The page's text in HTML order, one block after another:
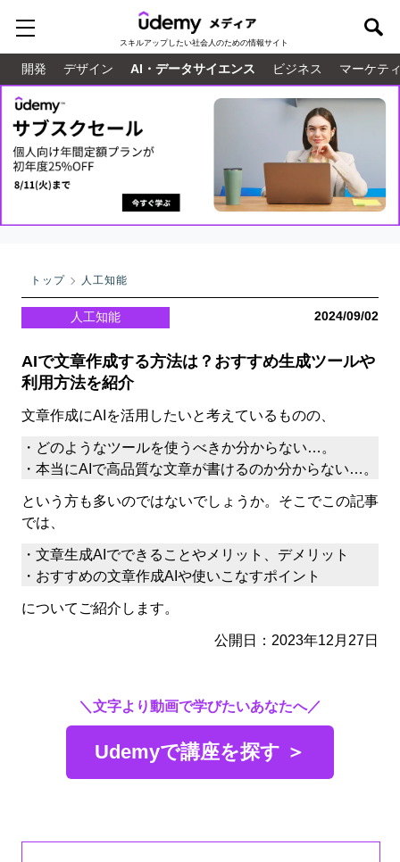
スキルアップしたい社会人のための情報サイト
開発 デザイン AI・データサイエンス ビジネス マーケテ
トップ 人工知能
人工知能 2024/09/02
AIで文章作成する方法は？おすすめ生成ツールや
利用方法を紹介
文章作成にAIを活用したいと考えているものの、
・どのようなツールを使うべきか分からない…。
・本当にAIで高品質な文章が書けるのか分からない…。
という方も多いのではないでしょうか。そこでこの記事
では、
・文章生成AIでできることやメリット、デメリット
・おすすめの文章作成AIや使いこなすポイント
についてご紹介します。
公開日：2023年12月27日
＼文字より動画で学びたいあなたへ／
Udemyで講座を探す ＞